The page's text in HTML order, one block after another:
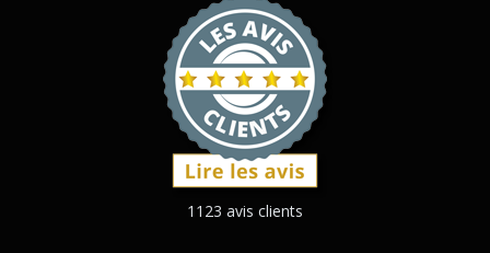
1123 avis clients